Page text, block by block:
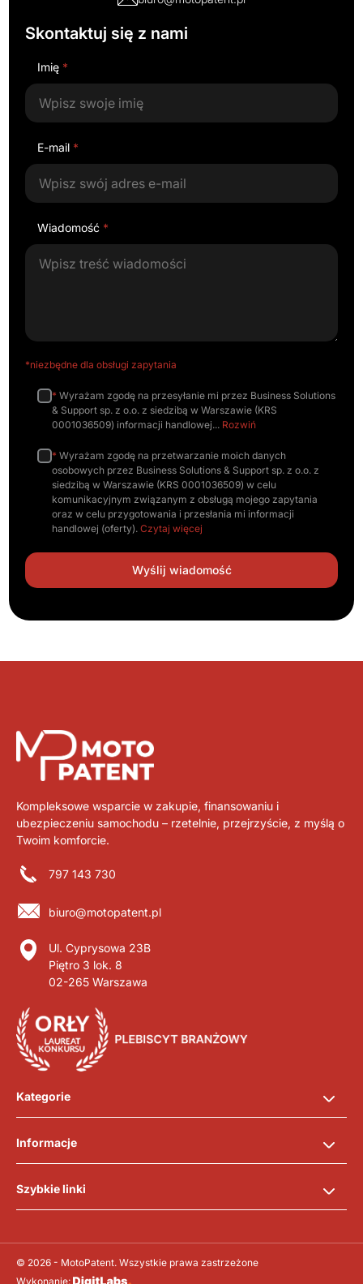
Skontaktuj się z nami
Imię *
E-mail *
Wiadomość *
*niezbędne dla obsługi zapytania
* Wyrażam zgodę na przesyłanie mi przez Business Solutions
& Support sp. z o.o. z siedzibą w Warszawie (KRS
0001036509) informacji handlowej
Rozwiń
* Wyrażam zgodę na przetwarzanie moich danych
osobowych przez Business Solutions & Support sp. z o.o. z
siedzibą w Warszawie (KRS 0001036509) w celu
komunikacyjnym związanym z obsługą mojego zapytania
oraz w celu przygotowania i przesłania mi informacji
handlowej (oferty).Czytaj więcej
Kompleksowe wsparcie w zakupie, finansowaniu i
ubezpieczeniu samochodu – rzetelnie, przejrzyście, z myślą o
Twoim komforcie.
797 143 730
biuro@motopatent.pl
Ul. Cyprysowa 23B
Piętro 3 lok. 8
02-265 Warszawa
Kategorie
Informacje
Szybkie linki
© 2026 - MotoPatent. Wszystkie prawa zastrzeżone
Wykonanie: